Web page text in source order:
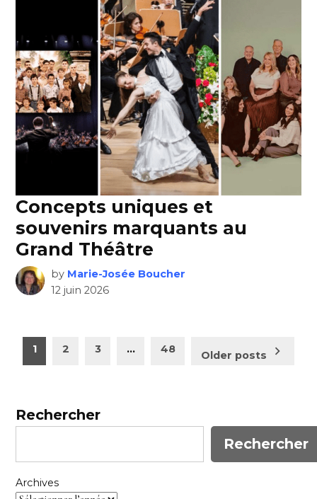
Concepts uniques et
souvenirs marquants au
Grand Théâtre
by Marie-Josée Boucher
12 juin 2026
Pagination
des
1 2 3 … 48 Older posts
Rechercher
Rechercher
Archives